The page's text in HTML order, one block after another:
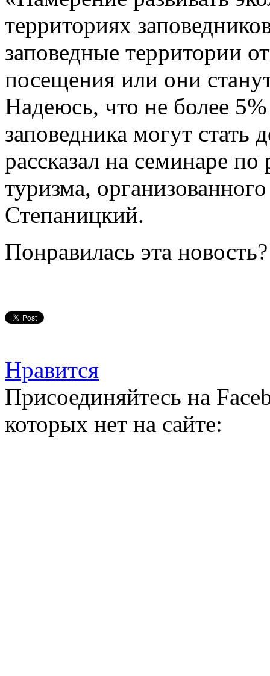
территориях
заповедные территории
посещения или они
Надеюсь, что не более
заповедника могут стать
рассказал на семинаре
туризма,
Степаницкий.
Понравилась эта
Нравится
Присоединяйтесь на
которых нет на сайте: